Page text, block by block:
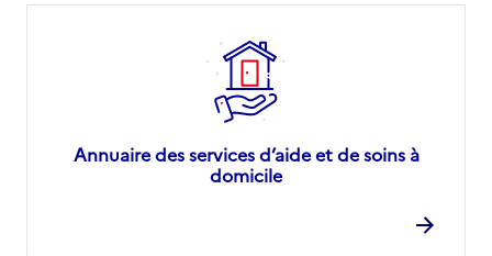
Annuaire des services d’aide et de soins à
domicile